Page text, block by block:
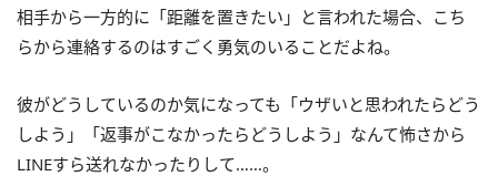
相手から一方的に「距離を置きたい」と言われた場合、こち
らから連絡するのはすごく勇気のいることだよね。
彼がどうしているのか気になっても「ウザいと思われたらどう
しよう」「返事がこなかったらどうしよう」なんて怖さから
LINEすら送れなかったりして……。